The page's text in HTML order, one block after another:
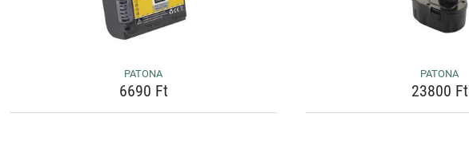
PATONA
6690 Ft
PATONA
23800 Ft